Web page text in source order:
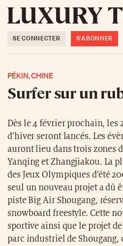
SE CONNECTER S'ABONNER
PÉKIN, CHINE
Surfer sur un
Dès le 4 février prochain, les
d’hiver seront lancés. Les
auront lieu dans trois zones
Yanqing et Zhangjiakou. La
des Jeux Olympiques d’été
seul un nouveau projet a dû
piste Big Air Shougang,
snowboard freestyle. Cette
sportive ainsi que le projet
parc industriel de Shougang,